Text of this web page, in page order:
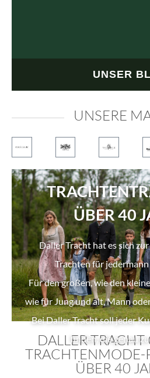
UNSER
UNSERE
ÜBER 40
Daller Tracht hat es sich
Trachten für
Für den großen, wie den
wie für Jung und alt, Mann
Bei Daller Tracht soll jeder
finden, die genau
DALLER
TRACHTENMODE-
ÜBER 40